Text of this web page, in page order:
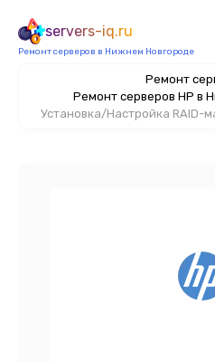
servers-iq.ru
Ремонт серверов в Нижнем Новгороде
Ремонт
Ремонт серверов HP в
Установка/Настройка RAID-